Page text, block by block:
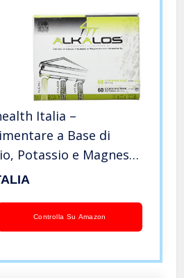
Italia –
a Base di
Potassio e Magnesio
– Barattolo A 60
Controlla Su Amazon